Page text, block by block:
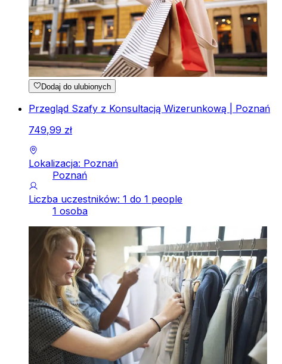
Dodaj do ulubionych
Przegląd Szafy z Konsultacją Wizerunkową | Poznań
749,99 zł
Lokalizacja: Poznań
Poznań
Liczba uczestników: 1 do 1 people
1 osoba